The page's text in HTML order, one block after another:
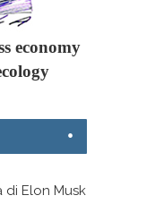
economy
di Elon Musk